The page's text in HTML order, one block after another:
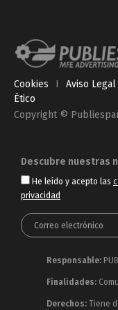
Cookies I Aviso Legal
Ético
Copyright ©
Descubre nuestras
He leído y acepto las
privacidad
Responsable:
Finalidades:
Derechos: Tiene